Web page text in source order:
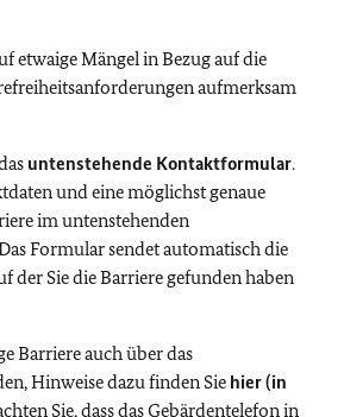
etwaige Mängel in Bezug auf die
aufmerksam
untenstehende Kontaktformular.
und eine möglichst genaue
im untenstehenden
Formular sendet automatisch die
der Sie die Barriere gefunden haben
Barriere auch über das
Hinweise dazu finden Sie hier (in
Sie, dass das Gebärdentelefon in